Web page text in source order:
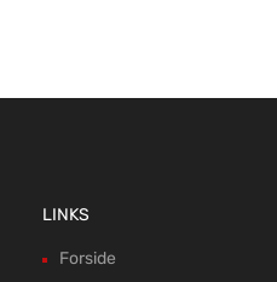
LINKS
Forside